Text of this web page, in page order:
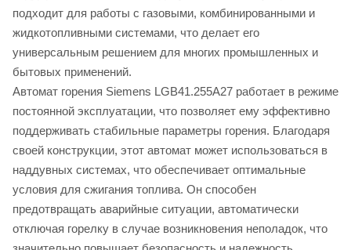
подходит для работы с газовыми, комбинированными и
жидкотопливными системами, что делает его
универсальным решением для многих промышленных и
бытовых применений.
Автомат горения Siemens LGB41.255A27 работает в режиме
постоянной эксплуатации, что позволяет ему эффективно
поддерживать стабильные параметры горения. Благодаря
своей конструкции, этот автомат может использоваться в
наддувных системах, что обеспечивает оптимальные
условия для сжигания топлива. Он способен
предотвращать аварийные ситуации, автоматически
отключая горелку в случае возникновения неполадок, что